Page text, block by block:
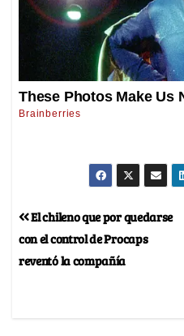
El chileno que por quedarse
con el control de Procaps
reventó la compañía